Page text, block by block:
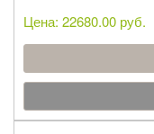
Цена: 22680.00 руб.